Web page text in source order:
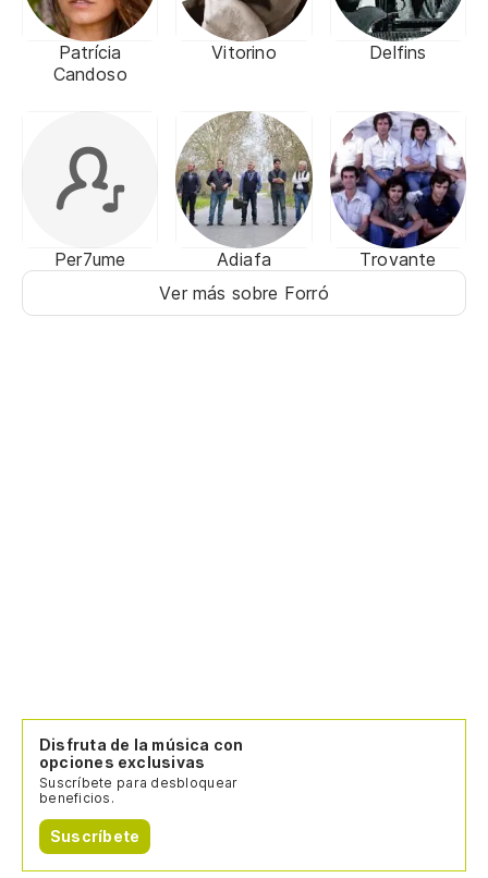
Patrícia
Candoso
Vitorino Delfins
Per7ume Adiafa
Trovante
Ver más sobre Forró
Disfruta de la música con
opciones exclusivas
Suscríbete para desbloquear
beneficios.
Suscríbete